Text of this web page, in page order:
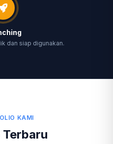
dan siap digunakan.
KAMI